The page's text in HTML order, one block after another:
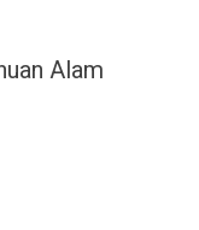
Alam